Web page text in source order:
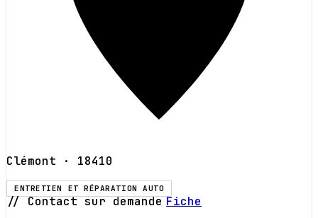
Clémont · 18410
ENTRETIEN ET RÉPARATION AUTO
// Contact sur demande Fiche